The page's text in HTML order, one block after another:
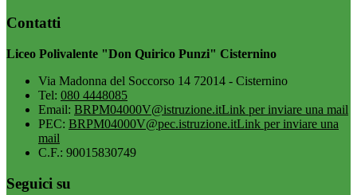
Contatti
Liceo Polivalente "Don Quirico Punzi" Cisternino
Via Madonna del Soccorso 14 72014 - Cisternino
Tel: 080 4448085
Email: BRPM04000V@istruzione.itLink per inviare una mail
PEC: BRPM04000V@pec.istruzione.itLink per inviare una
mail
C.F.: 90015830749
Seguici su